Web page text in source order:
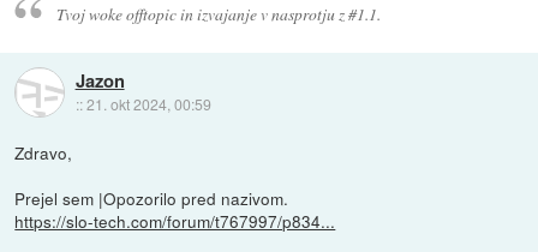
Tvoj woke offtopic in izvajanje v nasprotju z #1.1.
Jazon
::21. okt 2024, 00:59
Zdravo,
Prejel sem |Opozorilo pred nazivom.
https://slo-tech.com/forum/t767997/p834...